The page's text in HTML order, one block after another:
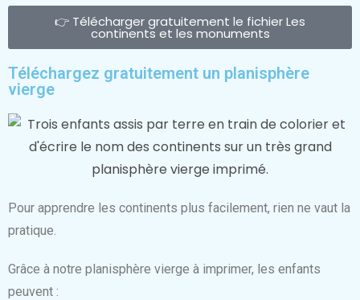
👉 Télécharger gratuitement le fichier Les
continents et les monuments
Téléchargez gratuitement un planisphère
vierge
Pour apprendre les continents plus facilement, rien ne vaut la
pratique.
Grâce à notre planisphère vierge à imprimer, les enfants
peuvent :